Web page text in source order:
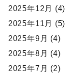
2025年12月 (4)
2025年11月 (5)
2025年9月 (4)
2025年8月 (4)
2025年7月 (2)